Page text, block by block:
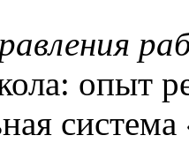
опыт